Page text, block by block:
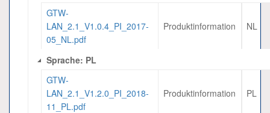
GTW-
LAN_2.1_V1.0.4_PI_2017-
05_NL.pdf
Produktinformation NL
Sprache: PL
GTW-
LAN_2.1_V1.2.0_PI_2018-
11_PL.pdf
Produktinformation PL